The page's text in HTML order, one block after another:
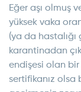
Eğer aşı olmuş
yüksek vaka
(ya da hastalığı
karantinadan
endişesi olan bir
sertifikanız olsa